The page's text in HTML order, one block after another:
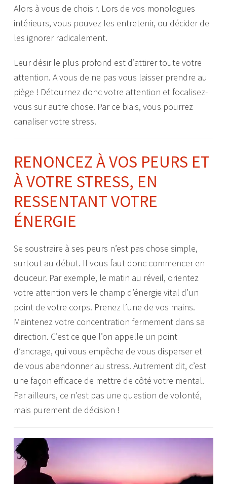
Alors à vous de choisir. Lors de vos monologues
intérieurs, vous pouvez les entretenir, ou décider de
les ignorer radicalement.
Leur désir le plus profond est d’attirer toute votre
attention. A vous de ne pas vous laisser prendre au
piège ! Détournez donc votre attention et focalisez-
vous sur autre chose. Par ce biais, vous pourrez
canaliser votre stress.
RENONCEZ À VOS PEURS ET
À VOTRE STRESS, EN
RESSENTANT VOTRE
ÉNERGIE
Se soustraire à ses peurs n’est pas chose simple,
surtout au début. Il vous faut donc commencer en
douceur. Par exemple, le matin au réveil, orientez
votre attention vers le champ d’énergie vital d’un
point de votre corps. Prenez l’une de vos mains.
Maintenez votre concentration fermement dans sa
direction. C’est ce que l’on appelle un point
d’ancrage, qui vous empêche de vous disperser et
de vous abandonner au stress. Autrement dit, c’est
une façon efficace de mettre de côté votre mental.
Par ailleurs, ce n’est pas une question de volonté,
mais purement de décision !